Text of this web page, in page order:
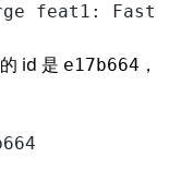
feat1: Fast-
id 是 e17b664 ，